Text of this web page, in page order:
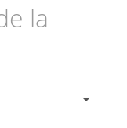
la
